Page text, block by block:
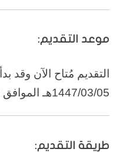
موعد التقديم:
التقديم مُتاح الآن وقد
1447/03/05هـ الموافق 2025/08/28م.
طريقة التقديم: